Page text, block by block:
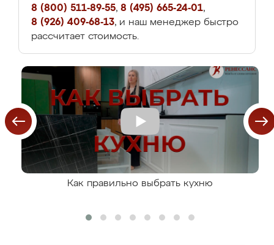
8 (800) 511-89-55, 8 (495) 665-24-01,
8 (926) 409-68-13, и наш менеджер быстро
рассчитает стоимость.
Как правильно выбрать кухню